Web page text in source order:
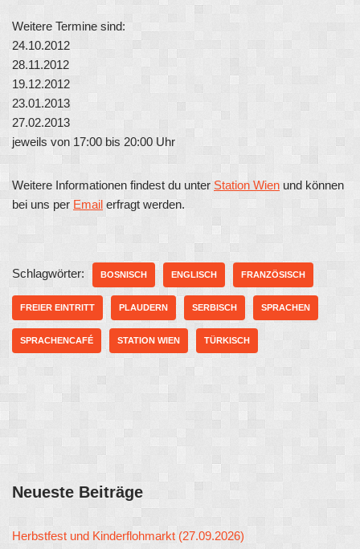
Weitere Termine sind:
24.10.2012
28.11.2012
19.12.2012
23.01.2013
27.02.2013
jeweils von 17:00 bis 20:00 Uhr
Weitere Informationen findest du unterStation Wien und können
bei uns per Email erfragt werden.
Schlagwörter: BOSNISCH ENGLISCH FRANZÖSISCH
FREIER EINTRITT PLAUDERN SERBISCH SPRACHEN
SPRACHENCAFÉ STATION WIEN TÜRKISCH
Neueste Beiträge
Herbstfest und Kinderflohmarkt (27.09.2026)